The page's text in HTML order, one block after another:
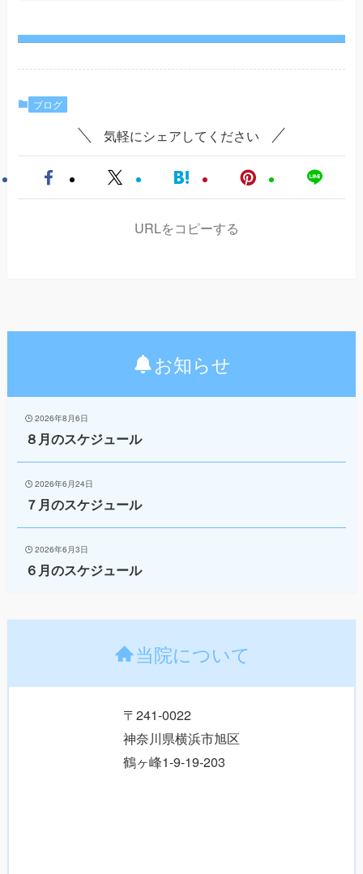
ブログ
気軽にシェアしてください
URLをコピーする
お知らせ
2026年8月6日
８月のスケジュール
2026年6月24日
７月のスケジュール
2026年6月3日
６月のスケジュール
当院について
〒241-0022
神奈川県横浜市旭区
鶴ヶ峰1-9-19-203